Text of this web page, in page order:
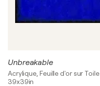
Unbreakable
Acrylique, Feuille d'or sur Toile
39x39in